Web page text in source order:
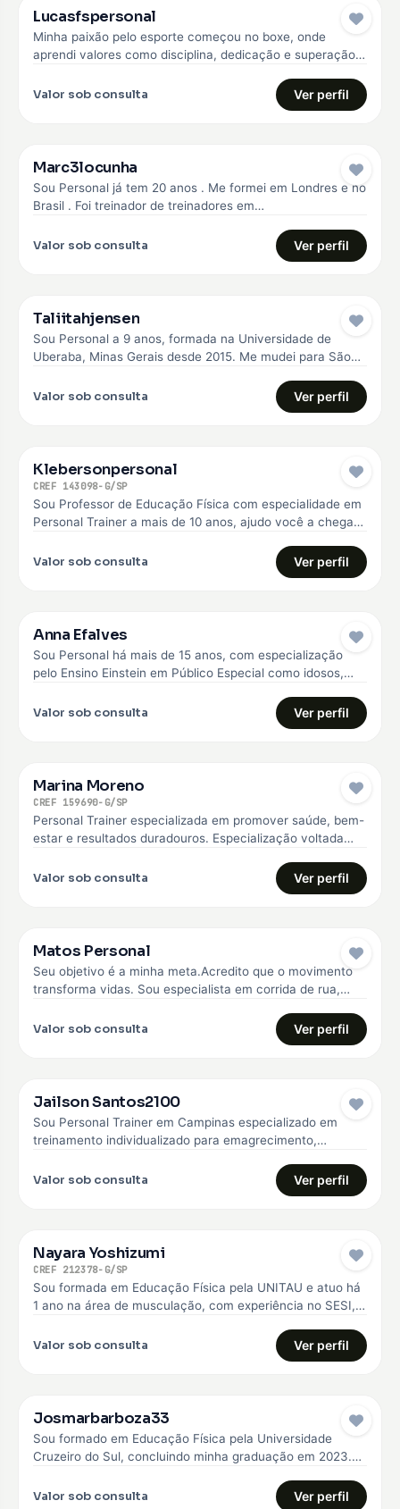
Lucasfspersonal
Minha paixão pelo esporte começou no boxe, onde
aprendi valores como disciplina, dedicação e superação.
Valor sob consulta Ver perfil
Marc3locunha
Sou Personal já tem 20 anos . Me formei em Londres e no
Brasil . Foi treinador de treinadores em…
Valor sob consulta Ver perfil
Taliitahjensen
Sou Personal a 9 anos, formada na Universidade de
Uberaba, Minas Gerais desde 2015. Me mudei para São
Valor sob consulta Ver perfil
Klebersonpersonal
CREF 143098-G/SP
Sou Professor de Educação Física com especialidade em
Personal Trainer a mais de 10 anos, ajudo você a chegar
Valor sob consulta Ver perfil
Anna Efalves
Sou Personal há mais de 15 anos, com especialização
pelo Ensino Einstein em Público Especial como idosos,
Valor sob consulta Ver perfil
Marina Moreno
CREF 159690-G/SP
Personal Trainer especializada em promover saúde, bem-
estar e resultados duradouros. Especialização voltada
de…
Valor sob consulta Ver perfil
Matos Personal
Seu objetivo é a minha meta.Acredito que o movimento
transforma vidas. Sou especialista em corrida de rua,
Valor sob consulta Ver perfil
Jailson Santos2100
Sou Personal Trainer em Campinas especializado em
treinamento individualizado para emagrecimento,
alunos iniciantes e…
Valor sob consulta Ver perfil
Nayara Yoshizumi
CREF 212378-G/SP
Sou formada em Educação Física pela UNITAU e atuo há
1 ano na área de musculação, com experiência no SESI,…
Valor sob consulta Ver perfil
Josmarbarboza33
Sou formado em Educação Física pela Universidade
Cruzeiro do Sul, concluindo minha graduação em 2023.
Valor sob consulta Ver perfil